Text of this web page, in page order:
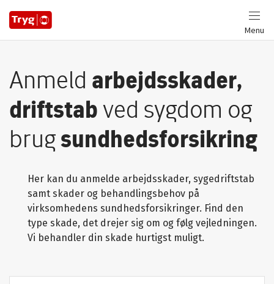
Menu
Anmeld arbejdsskader,
driftstabved sygdom og
brugsundhedsforsikring
Her kan du anmelde arbejdsskader, sygedriftstab
samt skader og behandlingsbehov på
virksomhedens sundhedsforsikringer. Find den
type skade, det drejer sig om og følg vejledningen.
Vi behandler din skade hurtigst muligt.